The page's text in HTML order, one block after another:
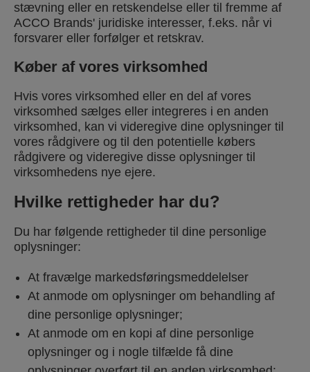
stævning eller en retskendelse eller til fremme af
ACCO Brands' juridiske interesser, f.eks. når vi
forsvarer eller forfølger et retskrav.
Køber af vores virksomhed
Hvis vores virksomhed eller en del af vores
virksomhed sælges eller integreres i en anden
virksomhed, kan vi videregive dine oplysninger til
vores rådgivere og til den potentielle købers
rådgivere og videregive disse oplysninger til
virksomhedens nye ejere.
Hvilke rettigheder har du?
Du har følgende rettigheder til dine personlige
oplysninger:
At fravælge markedsføringsmeddelelser
At anmode om oplysninger om behandling af
dine personlige oplysninger;
At anmode om en kopi af dine personlige
oplysninger og i nogle tilfælde få dine